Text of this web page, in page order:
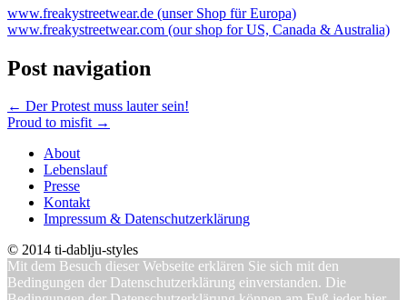
www.freakystreetwear.de (unser Shop für Europa)
www.freakystreetwear.com (our shop for US, Canada & Australia)
Post navigation
← Der Protest muss lauter sein!
Proud to misfit →
About
Lebenslauf
Presse
Kontakt
Impressum & Datenschutzerklärung
© 2014 ti-dablju-styles
Mit dem Besuch dieser Webseite erklären Sie sich mit den
Bedingungen der Datenschutzerklärung einverstanden. Die